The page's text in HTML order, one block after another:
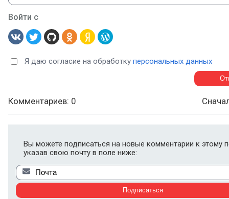
Войти с
Я даю согласие на обработку персональных данных
Комментариев: 0
Вы можете подписаться на новые комментарии к этому
указав свою почту в поле ниже: